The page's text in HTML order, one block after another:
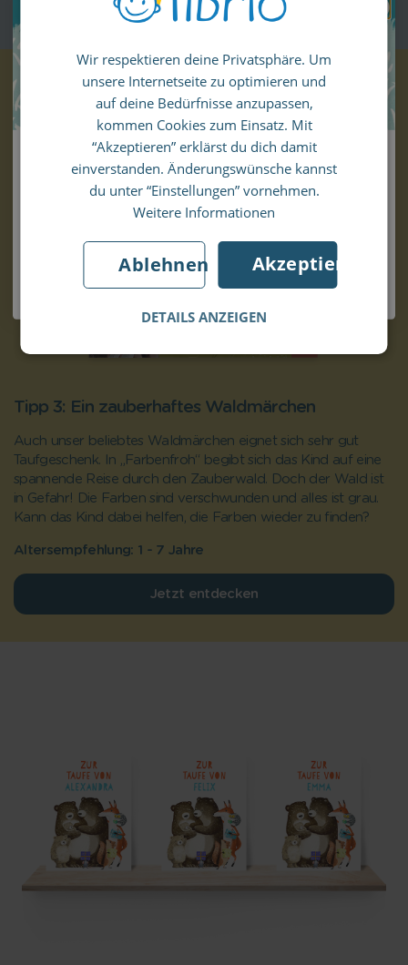
Tipp 3: Ein zauberhaftes Waldmärchen
Auch unser beliebtes Waldmärchen eignet sich sehr gut
Taufgeschenk. In „Farbenfroh“ begibt sich das Kind auf eine
spannende Reise durch den Zauberwald. Doch der Wald ist
in Gefahr! Die Farben sind verschwunden und alles ist grau.
Kann das Kind dabei helfen, die Farben wieder zu finden?
Altersempfehlung: 1 - 7 Jahre
Jetzt entdecken
GERMAN
SPANISH
FRENCH
ITALIAN
Wir respektieren deine Privatsphäre. Um
unsere Internetseite zu optimieren und
auf deine Bedürfnisse anzupassen,
kommen Cookies zum Einsatz. Mit
“Akzeptieren” erklärst du dich damit
einverstanden. Änderungswünsche kannst
du unter “Einstellungen” vornehmen.
Weitere Informationen
Akzeptieren
Ablehnen
DETAILS ANZEIGEN
10% Rabatt auf deine erste Bestellung!
Melde dich für unseren Newsletter an und
verpasse keinen Deal mehr.
Jetzt anmelden